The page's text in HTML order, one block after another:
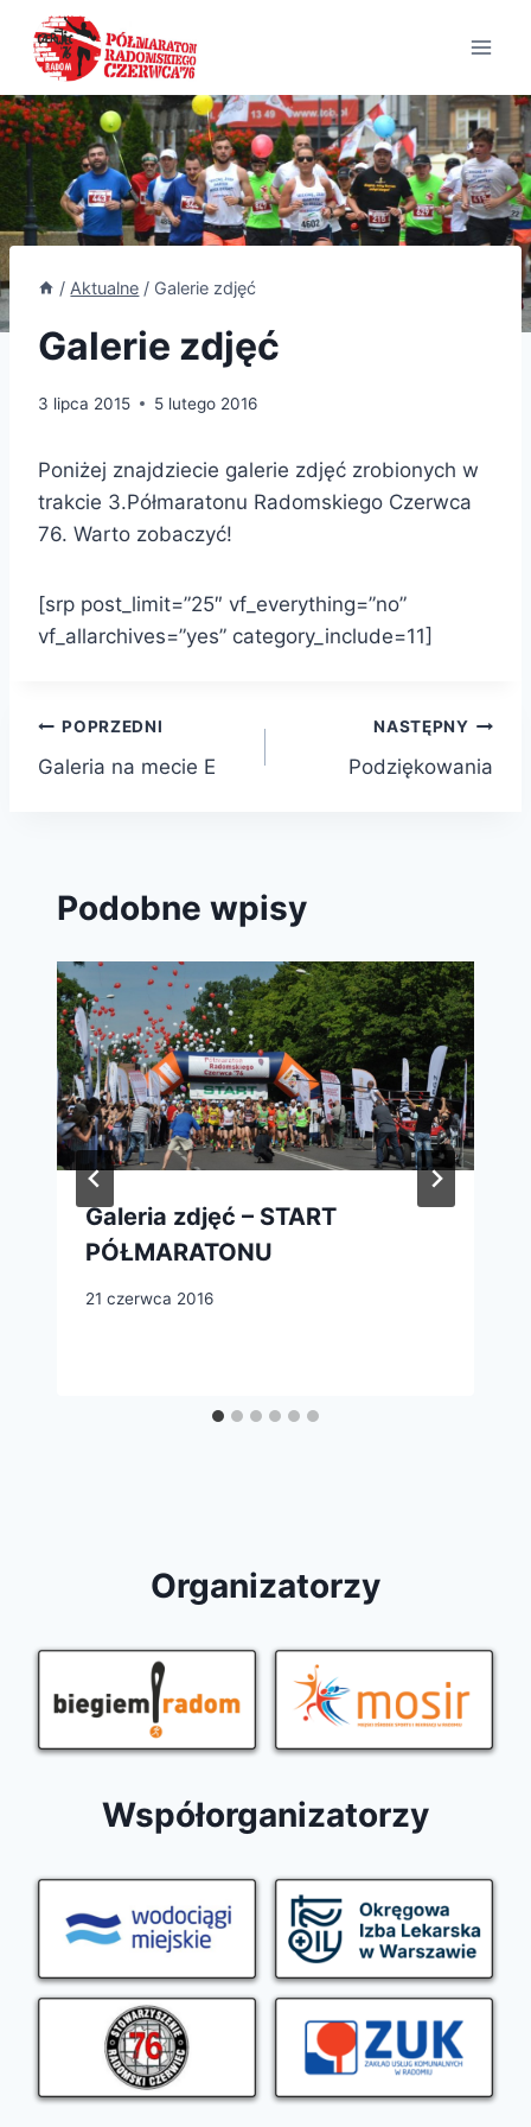
Przejdź
treści
/ Aktualne / Galerie zdjęć
Galerie zdjęć
3 lipca 2015 5 lutego 2016
Poniżej znajdziecie galerie zdjęć zrobionych w
trakcie 3.Półmaratonu Radomskiego Czerwca
76. Warto zobaczyć!
[srp post_limit=”25″ vf_everything=”no”
vf_allarchives=”yes” category_include=11]
Nawigacja
wpisu
POPRZEDNI
Galeria na mecie E
NASTĘPNY
Podziękowania
Podobne wpisy
Galeria zdjęć – START
PÓŁMARATONU
21 czerwca 2016
Organizatorzy
Współorganizatorzy